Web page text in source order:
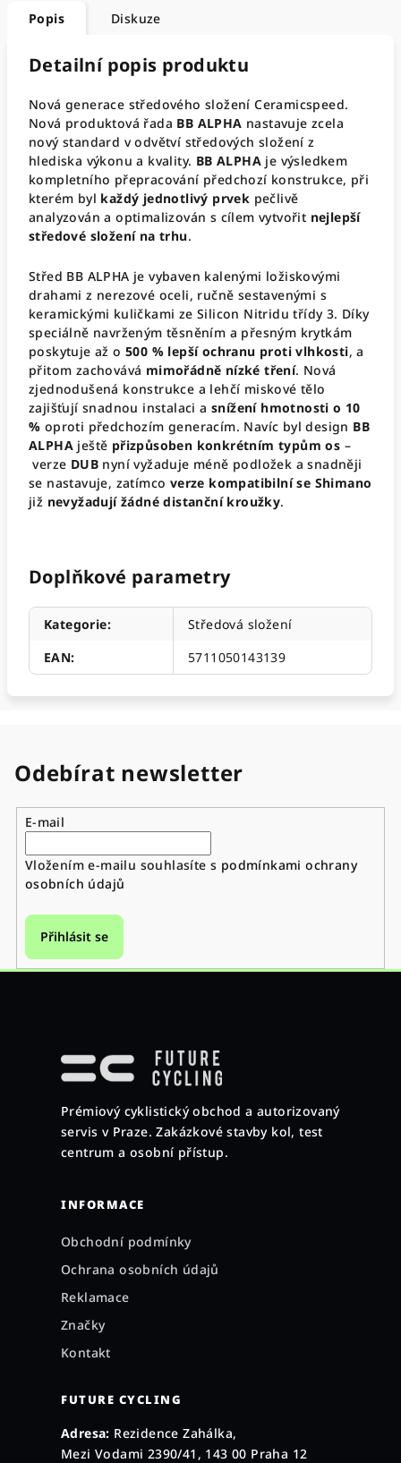
Popis Diskuze
Detailní popis produktu
Nová generace středového složení Ceramicspeed.
Nová produktová řada BB ALPHA nastavuje zcela
nový standard v odvětví středových složení z
hlediska výkonu a kvality. BB ALPHA je výsledkem
kompletního přepracování předchozí konstrukce, při
kterém byl každý jednotlivý prvek pečlivě
analyzován a optimalizován s cílem vytvořit nejlepší
středové složení na trhu.
Střed BB ALPHA je vybaven kalenými ložiskovými
drahami z nerezové oceli, ručně sestavenými s
keramickými kuličkami ze Silicon Nitridu třídy 3. Díky
speciálně navrženým těsněním a přesným krytkám
poskytuje až o500 % lepší ochranu proti vlhkosti, a
přitom zachovává mimořádně nízké tření. Nová
zjednodušená konstrukce a lehčí miskové tělo
zajišťují snadnou instalaci a snížení hmotnosti o 10
% oproti předchozím generacím. Navíc byl design BB
ALPHA ještě přizpůsoben konkrétním typům os –
verze DUB nyní vyžaduje méně podložek a snadněji
se nastavuje, zatímco verze kompatibilní se Shimano
již nevyžadují žádné distanční kroužky.
Doplňkové parametry
Kategorie:
Středová složení
EAN: 5711050143139
Odebírat newsletter
E-mail
Vložením e-mailu souhlasíte s podmínkami ochrany
osobních údajů
Přihlásit se
Prémiový cyklistický obchod a autorizovaný
servis v Praze. Zakázkové stavby kol, test
centrum a osobní přístup.
INFORMACE
Obchodní podmínky
Ochrana osobních údajů
Reklamace
Značky
Kontakt
FUTURE CYCLING
Adresa: Rezidence Zahálka,
Mezi Vodami 2390/41, 143 00 Praha 12